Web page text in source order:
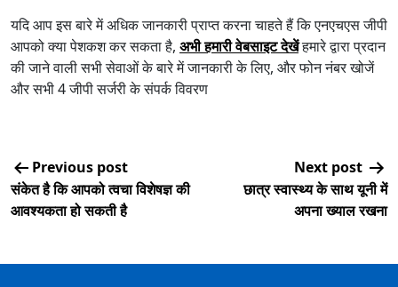
यदि आप इस बारे में अधिक जानकारी प्राप्त करना चाहते हैं कि एनएचएस जीपी
आपको क्या पेशकश कर सकता है, अभी हमारी वेबसाइट देखेंहमारे द्वारा प्रदान
की जाने वाली सभी सेवाओं के बारे में जानकारी के लिए, और फोन नंबर खोजें
और सभी 4 जीपी सर्जरी के संपर्क विवरण
Previous post
संकेत है कि आपको त्वचा विशेषज्ञ की
आवश्यकता हो सकती है
Next post
छात्र स्वास्थ्य के साथ यूनी में
अपना ख्याल रखना